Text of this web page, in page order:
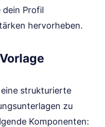
dein Profil
hervorheben.
strukturierte
zu
Komponenten: